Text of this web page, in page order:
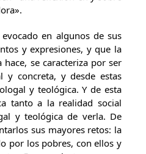
en algunos de sus
y expresiones, y que la
se caracteriza por ser
y concreta, y desde estas
y teológica. Y de esta
tanto a la realidad social
y teológica de verla. De
sus mayores retos: la
por los pobres, con ellos y